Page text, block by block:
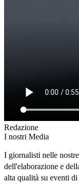
Redazione
I nostri Media
I giornalisti nelle
dell'elaborazione e
alta qualità su eventi